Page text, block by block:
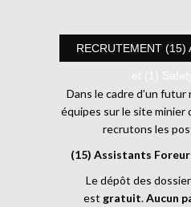
RECRUTEMENT (15)
et (1)
Dans le cadre d’un
équipes sur le site minier
recrutons les
(15) Assistants
Le dépôt des
est gratuit.Aucun